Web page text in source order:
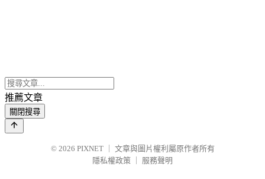
推薦文章
關閉搜尋
© 2026 PIXNET
文章與圖片權利屬原作者所有
隱私權政策
服務聲明